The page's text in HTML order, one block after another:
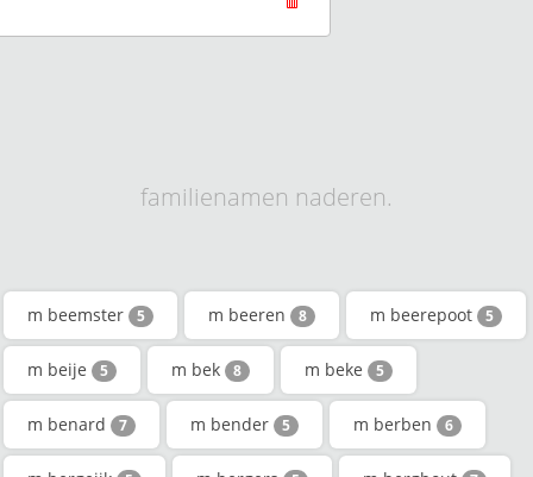
familienamen naderen.
m beemster 5 m beeren 8 m beerepoot 5
m beije 5 m bek 8 m beke 5
m benard 7 m bender 5 m berben 6